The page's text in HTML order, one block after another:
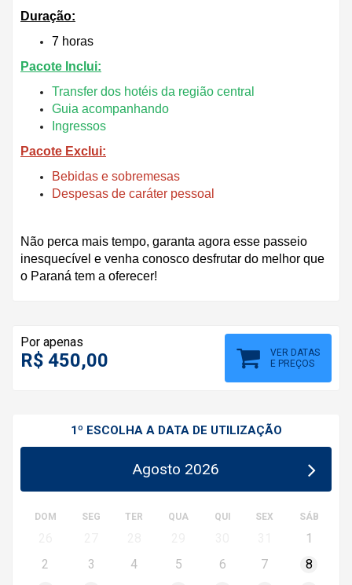
Duração:
7 horas
Pacote Inclui:
Transfer dos hotéis da região central
Guia acompanhando
Ingressos
Pacote Exclui:
Bebidas e sobremesas
Despesas de caráter pessoal
Não perca mais tempo, garanta agora esse passeio
inesquecível e venha conosco desfrutar do melhor que
o Paraná tem a oferecer!
Por apenas
R$ 450,00
VER DATAS
E PREÇOS
1º ESCOLHA A DATA DE UTILIZAÇÃO
Agosto 2026
DOM SEG TER QUA QUI SEX SÁB
1
2
3 4 5 6 7
8